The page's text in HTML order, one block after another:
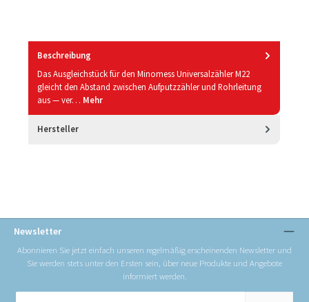
Beschreibung
Das Ausgleichstück für den Minomess Universalzähler M22
gleicht den Abstand zwischen Aufputzzähler und Rohrleitung
aus — ver… Mehr
Hersteller
Newsletter
Abonnieren Sie jetzt einfach unseren regelmäßig erscheinenden Newsletter und
Sie werden stets unter den Ersten sein, über neue Produkte und Angebote
informiert werden.